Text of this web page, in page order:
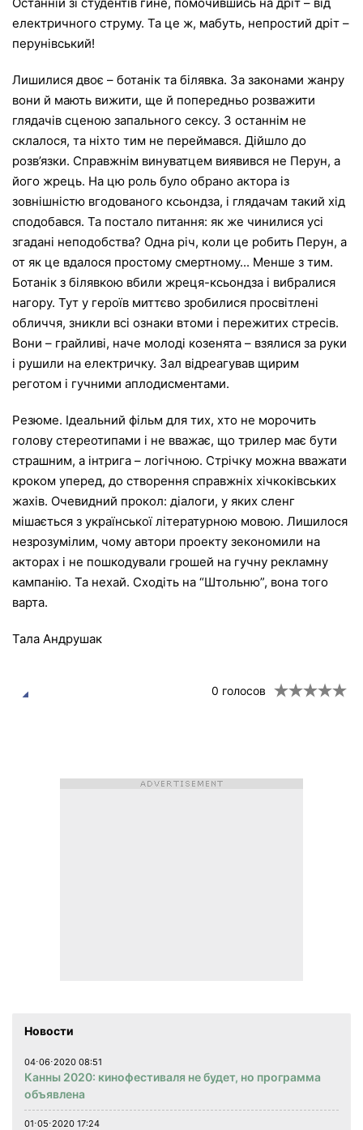
електричного струму. Та це ж, мабуть, непростий дріт –
перунівський!
Лишилися двоє – ботанік та білявка. За законами жанру
вони й мають вижити, ще й попередньо розважити
глядачів сценою запального сексу. З останнім не
склалося, та ніхто тим не переймався. Дійшло до
розв’язки. Справжнім винуватцем виявився не Перун, а
його жрець. На цю роль було обрано актора із
зовнішністю вгодованого ксьондза, і глядачам такий хід
сподобався. Та постало питання: як же чинилися усі
згадані неподобства? Одна річ, коли це робить Перун, а
от як це вдалося простому смертному... Менше з тим.
Ботанік з білявкою вбили жреця-ксьондза і вибралися
нагору. Тут у героїв миттєво зробилися просвітлені
обличчя, зникли всі ознаки втоми і пережитих стресів.
Вони – грайливі, наче молоді козенята – взялися за руки
і рушили на електричку. Зал відреагував щирим
реготом і гучними аплодисментами.
Резюме. Ідеальний фільм для тих, хто не морочить
голову стереотипами і не вважає, що трилер має бути
страшним, а інтрига – логічною. Стрічку можна вважати
кроком уперед, до створення справжніх хічкоківських
жахів. Очевидний прокол: діалоги, у яких сленг
мішається з української літературною мовою. Лишилося
незрозумілим, чому автори проекту зекономили на
акторах і не пошкодували грошей на гучну рекламну
кампанію. Та нехай. Сходіть на “Штольню”, вона того
варта.
Тала Андрушак
0 голосов
Новости
04⋅06⋅2020 08:51
Канны 2020: кинофестиваля не будет, но программа
объявлена
01⋅05⋅2020 17:24